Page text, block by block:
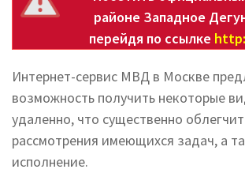
районе Западное
перейдя по ссылке
Интернет-сервис МВД в Москве
возможность получить некоторые
удаленно, что существенно
рассмотрения имеющихся задач, а
исполнение.